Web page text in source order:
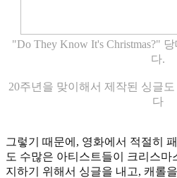
"Do They Know It's Christmas?"
다.
20주년을 맞이해서 제작된 싱글
다
그렇기 때문에, 영화에서 적절히
도 수많은 아티스트들이 크리스
지하기 위해서 싱글을 내고, 캐롤